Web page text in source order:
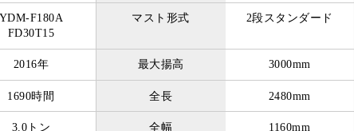
YDM-F180A
FD30T15
マスト形式 2段スタンダード
2016年 最大揚高 3000mm
1690時間 全長 2480mm
3.0トン 全幅 1160mm